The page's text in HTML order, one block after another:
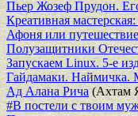
Пьер Жозеф Прудон.
Креативная
Афоня или
Полузащитники
Запускаем Linux. 5-е
Гайдамаки. Наймичка.
Ад Алана Рича(Ахтам
#В постели с твоим